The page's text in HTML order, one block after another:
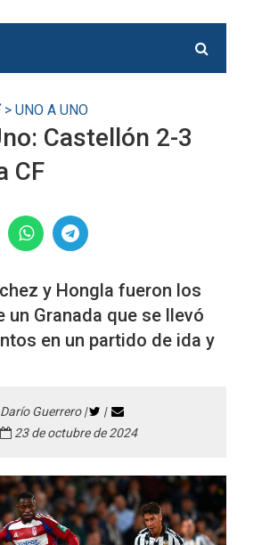
> UNO A UNO
Castellón 2-3
CF
y Hongla fueron los
un Granada que se llevó
en un partido de ida y
Darío Guerrero |
|
23 de octubre de 2024